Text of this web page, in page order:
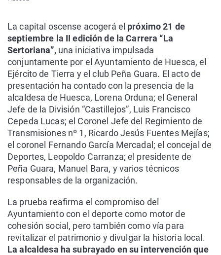
La capital oscense acogerá el próximo 21 de
septiembre la II edición de la Carrera “La
Sertoriana”,una iniciativa impulsada
conjuntamente por el Ayuntamiento de Huesca, el
Ejército de Tierra y el club Peña Guara. El acto de
presentación ha contado con la presencia de la
alcaldesa de Huesca, Lorena Orduna; el General
Jefe de la División “Castillejos”, Luis Francisco
Cepeda Lucas; el Coronel Jefe del Regimiento de
Transmisiones nº 1, Ricardo Jesús Fuentes Mejías;
el coronel Fernando García Mercadal; el concejal de
Deportes, Leopoldo Carranza; el presidente de
Peña Guara, Manuel Bara, y varios técnicos
responsables de la organización.
La prueba reafirma el compromiso del
Ayuntamiento con el deporte como motor de
cohesión social, pero también como vía para
revitalizar el patrimonio y divulgar la historia local.
La alcaldesa ha subrayado en su intervención que